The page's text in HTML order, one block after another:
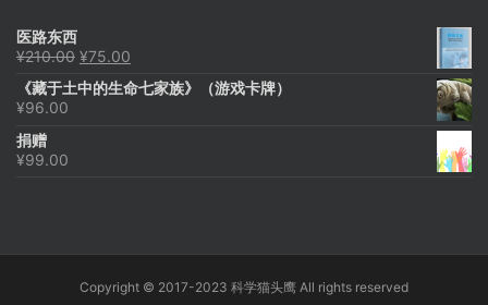
医路东西
¥210.00 原
为：
¥75.00
价
《藏于土中的生命七家族》（游戏卡牌）
¥96.00
捐赠
¥99.00
Copyright © 2017-2023 科学猫头鹰 All rights reserved